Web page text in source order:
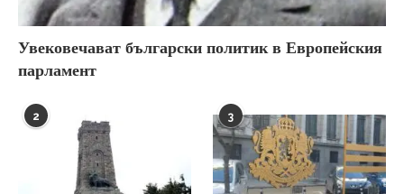
Увековечават български политик в Европейския
парламент
2 3